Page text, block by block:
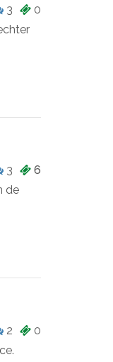
0
3
6
3
de
0
2